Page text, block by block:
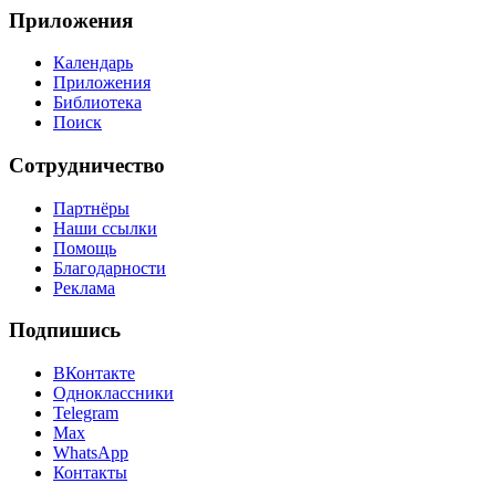
Приложения
Календарь
Приложения
Библиотека
Поиск
Сотрудничество
Партнёры
Наши ссылки
Помощь
Благодарности
Реклама
Подпишись
ВКонтакте
Одноклассники
Telegram
Max
WhatsApp
Контакты